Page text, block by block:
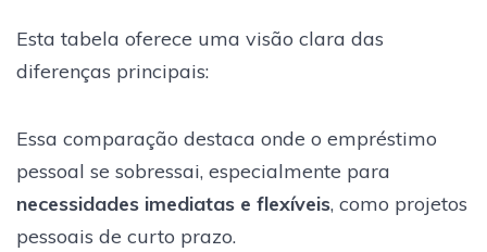
Esta tabela oferece uma visão clara das
diferenças principais:
Essa comparação destaca onde o empréstimo
pessoal se sobressai, especialmente para
necessidades imediatas e flexíveis, como projetos
pessoais de curto prazo.